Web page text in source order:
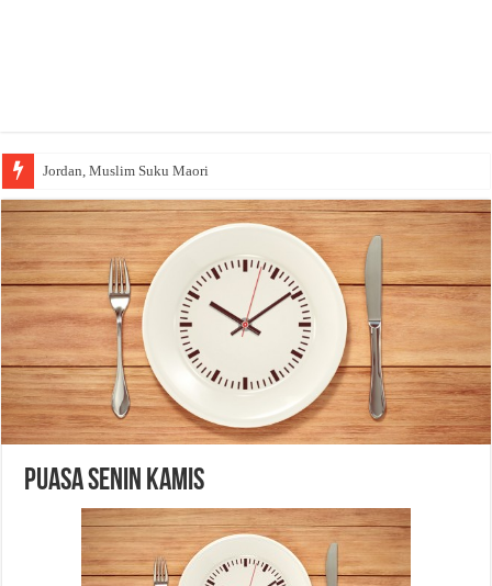
Jordan, Muslim Suku Maori
Puasa Senin Kamis